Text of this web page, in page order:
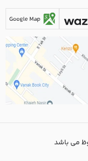
می باشد